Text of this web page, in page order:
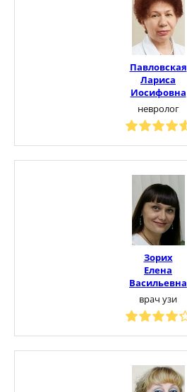
Павловская
Лариса
Иосифовна
невролог
Зорих
Елена
Васильевна
врач узи